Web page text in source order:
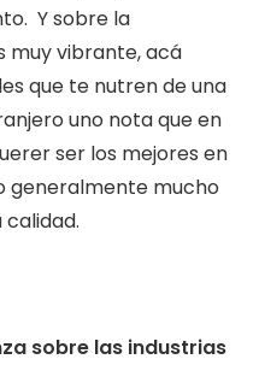
Y sobre la
muy vibrante, acá
que te nutren de una
uno nota que en
ser los mejores en
generalmente mucho
sobre las industrias